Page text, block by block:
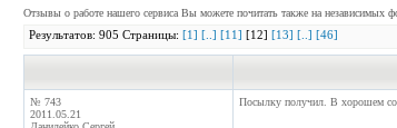
Отзывы о работе нашего сервиса Вы можете почитать также на независимых
Результатов: 905 Страницы: [1] [..] [11] [12] [13] [..] [46]
№ 743
2011.05.21
Посылку получил. В хорошем